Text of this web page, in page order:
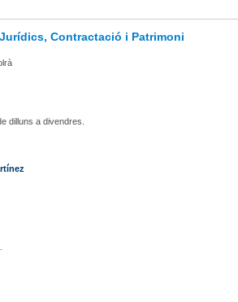
Contractació i Patrimoni
dilluns a divendres.